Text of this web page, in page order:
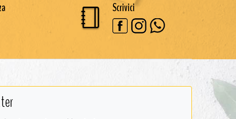
Scrivici